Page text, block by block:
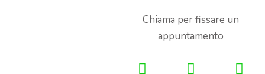
Chiama per fissare un
appuntamento